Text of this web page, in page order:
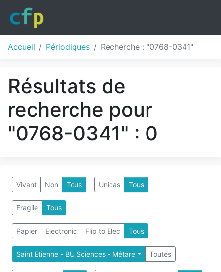
Accueil Périodiques Recherche : "0768-0341"
Résultats de
recherche pour
"0768-0341" : 0
Vivant Non Tous Unicas Tous
Fragile Tous
Papier Electronic Flip to Elec Tous
Saint Étienne - BU Sciences - Métare Toutes